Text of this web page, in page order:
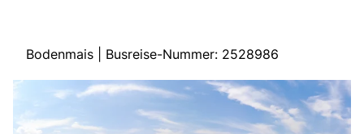
Start
Mehrtagesreisen
Bodenmais | Busreise-Nummer: 2528986